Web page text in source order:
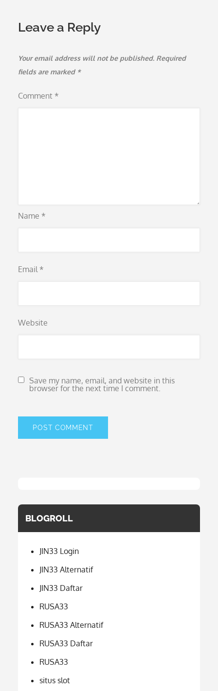
Leave a Reply
Your email address will not be published. Required
fields are marked *
Comment *
Name *
Email *
Website
Save my name, email, and website in this
browser for the next time I comment.
BLOGROLL
JIN33 Login
JIN33 Alternatif
JIN33 Daftar
RUSA33
RUSA33 Alternatif
RUSA33 Daftar
RUSA33
situs slot